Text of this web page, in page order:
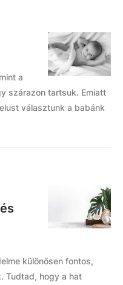
a
szárazon tartsuk. Emiatt
választunk a babánk
különösen fontos,
Tudtad, hogy a hat